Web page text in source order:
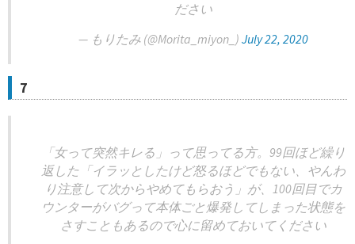
ださい
— もりたみ (@Morita_miyon_) July 22, 2020
7
「女って突然キレる」って思ってる方。99回ほど繰り
返した「イラッとしたけど怒るほどでもない、やんわ
り注意して次からやめてもらおう」が、100回目でカ
ウンターがバグって本体ごと爆発してしまった状態を
さすこともあるので心に留めておいてください